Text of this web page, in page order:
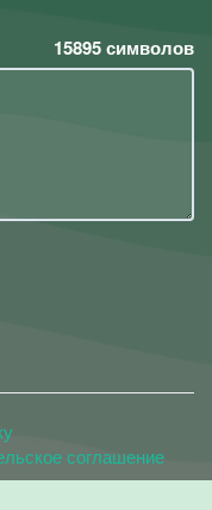
15895символов
соглашение